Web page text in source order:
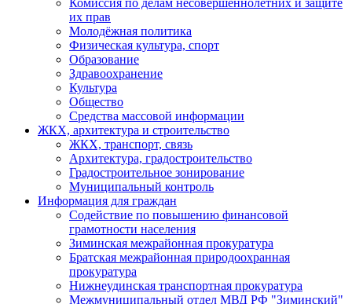
Комиссия по делам несовершеннолетних и защите
их прав
Молодёжная политика
Физическая культура, спорт
Образование
Здравоохранение
Культура
Общество
Средства массовой информации
ЖКХ, архитектура и строительство
ЖКХ, транспорт, связь
Архитектура, градостроительство
Градостроительное зонирование
Муниципальный контроль
Информация для граждан
Содействие по повышению финансовой
грамотности населения
Зиминская межрайонная прокуратура
Братская межрайонная природоохранная
прокуратура
Нижнеудинская транспортная прокуратура
Межмуниципальный отдел МВД РФ "Зиминский"